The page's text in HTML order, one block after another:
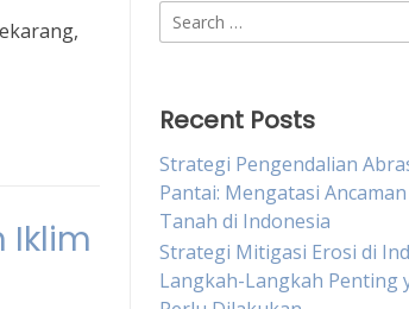
Iklim
Search
for:
Recent Posts
Strategi Pengendalian
Pantai: Mengatasi
Tanah di Indonesia
Strategi Mitigasi Erosi di
Langkah-Langkah Penting